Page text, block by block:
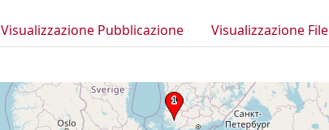
Visualizzazione Pubblicazione Visualizzazione File